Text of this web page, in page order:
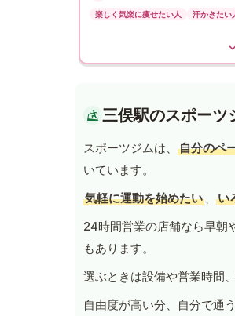
楽しく気楽に痩せたい人 汗かきたい
三俣駅のスポーツ
スポーツジムは、 自分のペ
いています。
気軽に運動を始めたい 、 い
24時間営業の店舗なら早朝
もあります。
選ぶときは設備や営業時間
自由度が高い分、自分で通